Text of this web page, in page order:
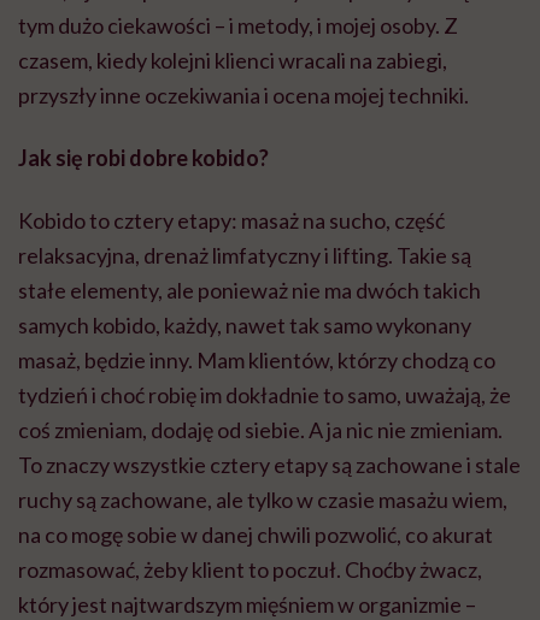
tym dużo ciekawości – i metody, i mojej osoby. Z
czasem, kiedy kolejni klienci wracali na zabiegi,
przyszły inne oczekiwania i ocena mojej techniki.
Jak się robi dobre kobido?
Kobido to cztery etapy: masaż na sucho, część
relaksacyjna, drenaż limfatyczny i lifting. Takie są
stałe elementy, ale ponieważ nie ma dwóch takich
samych kobido, każdy, nawet tak samo wykonany
masaż, będzie inny. Mam klientów, którzy chodzą co
tydzień i choć robię im dokładnie to samo, uważają, że
coś zmieniam, dodaję od siebie. A ja nic nie zmieniam.
To znaczy wszystkie cztery etapy są zachowane i stale
ruchy są zachowane, ale tylko w czasie masażu wiem,
na co mogę sobie w danej chwili pozwolić, co akurat
rozmasować, żeby klient to poczuł. Choćby żwacz,
który jest najtwardszym mięśniem w organizmie –